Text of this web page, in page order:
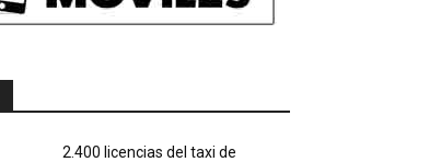
2.400 licencias del taxi de